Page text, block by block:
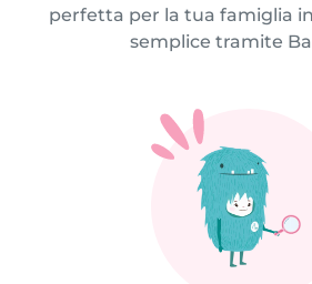
perfetta per la tua famiglia
semplice tramite